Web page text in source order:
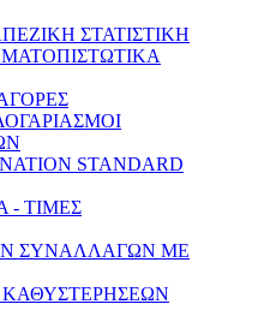
ΣΤΑΤΙΣΤΙΚΗ
STANDARD
- ΤΙΜΕΣ
ΣΥΝΑΛΛΑΓΩΝ ΜΕ
ΚΑΘΥΣΤΕΡΗΣΕΩΝ